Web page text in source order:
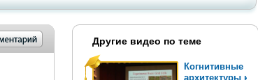
Другие видео по теме
Когнитивные
архитектуры как